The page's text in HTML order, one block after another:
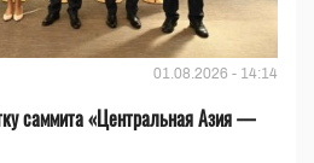
01.08.2026 - 14:14
саммита «Центральная Азия —